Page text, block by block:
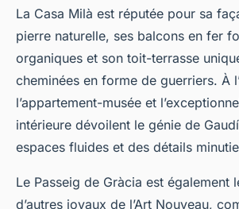
La Casa Milà est réputée pour sa
pierre naturelle, ses balcons en fer
organiques et son toit-terrasse
cheminées en forme de guerriers. À
l’appartement-musée et
intérieure dévoilent le génie de
espaces fluides et des détails
Le Passeig de Gràcia est également
d’autres joyaux de l’Art Nouveau,